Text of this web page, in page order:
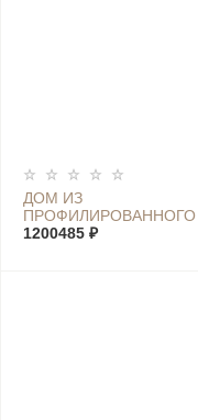
ДОМ ИЗ
ПРОФИЛИРОВАННОГО
БРУСА ХОЛИДЕЙ D 7М Х
1200485 ₽